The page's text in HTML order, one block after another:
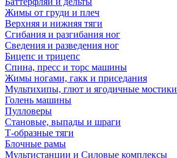
Жимы от груди и плеч
Верхняя и нижняя тяги
Сгибания и разгибания ног
Сведения и разведения ног
Бицепс и трицепс
Спина, пресс и торс машины
Жимы ногами, гакк и приседания
Мультихипы, глют и ягодичные мостики
Голень машины
Пулловеры
Становые, выпады и шраги
Т-образные тяги
Блочные рамы
Мультистанции и Силовые комплексы